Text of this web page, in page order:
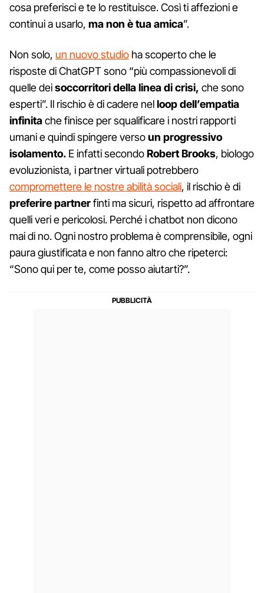
cosa preferisci e te lo restituisce. Così ti affezioni e
continui a usarlo, ma non è tua amica”.
Non solo, un nuovo studio ha scoperto che le
risposte di ChatGPT sono “più compassionevoli di
quelle deisoccorritori della linea di crisi, che sono
esperti”. Il rischio è di cadere nelloop dell’empatia
infinitache finisce per squalificare i nostri rapporti
umani e quindi spingere versoun progressivo
isolamento. E infatti secondoRobert Brooks, biologo
evoluzionista, i partner virtuali potrebbero
compromettere le nostre abilità sociali, il rischio è di
preferire partnerfinti ma sicuri, rispetto ad affrontare
quelli veri e pericolosi. Perché i chatbot non dicono
mai di no. Ogni nostro problema è comprensibile, ogni
paura giustificata e non fanno altro che ripeterci:
“Sono qui per te, come posso aiutarti?”.